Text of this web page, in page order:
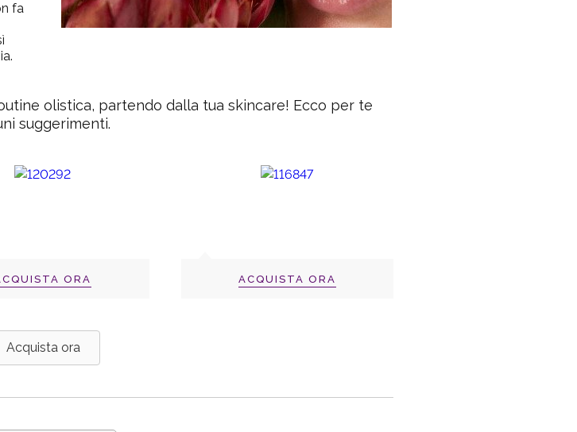
fa
olistica, partendo dalla tua skincare! Ecco per te
suggerimenti.
ORA ACQUISTA ORA
Acquista ora